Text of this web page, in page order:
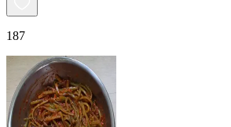
187